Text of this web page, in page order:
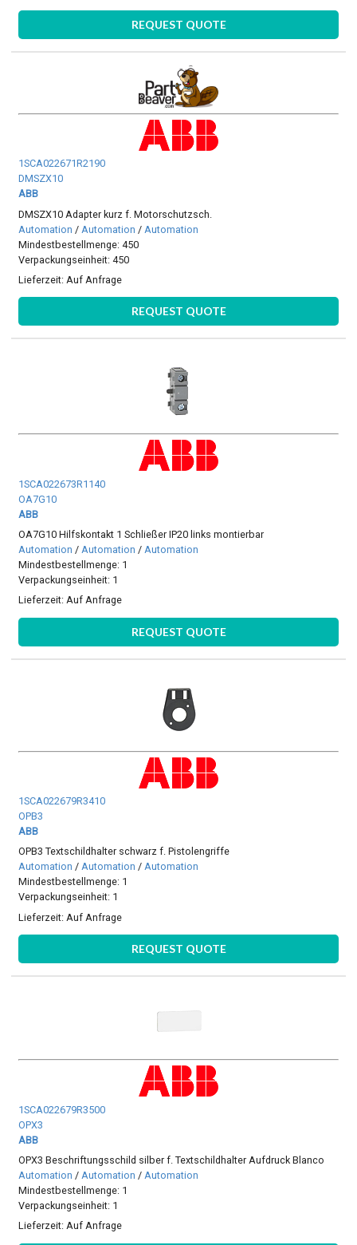
REQUEST QUOTE
1SCA022671R2190
DMSZX10
ABB
DMSZX10 Adapter kurz f. Motorschutzsch.
Automation / Automation / Automation
Mindestbestellmenge: 450
Verpackungseinheit: 450
Lieferzeit: Auf Anfrage
REQUEST QUOTE
1SCA022673R1140
OA7G10
ABB
OA7G10 Hilfskontakt 1 Schließer IP20 links montierbar
Automation / Automation / Automation
Mindestbestellmenge: 1
Verpackungseinheit: 1
Lieferzeit:Auf Anfrage
REQUEST QUOTE
1SCA022679R3410
OPB3
ABB
OPB3 Textschildhalter schwarz f. Pistolengriffe
Automation /Automation /Automation
Mindestbestellmenge: 1
Verpackungseinheit: 1
Lieferzeit: Auf Anfrage
REQUEST QUOTE
1SCA022679R3500
OPX3
ABB
OPX3 Beschriftungsschild silber f. Textschildhalter Aufdruck Blanco
Automation / Automation / Automation
Mindestbestellmenge: 1
Verpackungseinheit: 1
Lieferzeit:Auf Anfrage